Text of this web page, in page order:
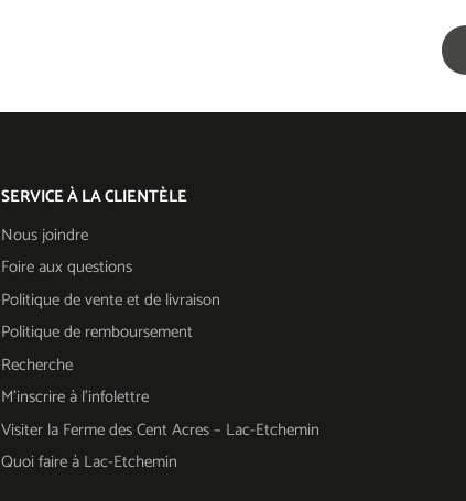
SERVICE À LA CLIENTÈLE
Nous joindre
Foire aux questions
Politique de vente et de livraison
Politique de remboursement
Recherche
M'inscrire à l'infolettre
Visiter la Ferme des Cent Acres – Lac-Etchemin
Quoi faire à Lac-Etchemin